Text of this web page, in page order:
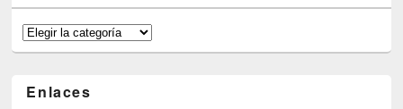
Categorías
Enlaces